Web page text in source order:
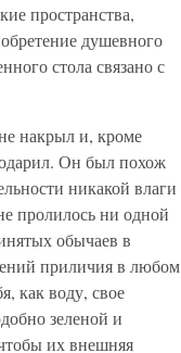
пространства,
душевного
стола связано с
накрыл и, кроме
Он был похож
никакой влаги
пролилось ни одной
обычаев в
приличия в любом
как воду, свое
зеленой и
их внешняя